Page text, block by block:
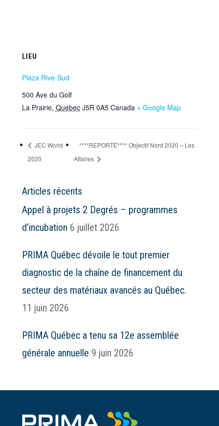
LIEU
Plaza Rive-Sud
500 Ave du Golf
La Prairie, Québec J5R 0A5 Canada + Google Map
JEC World
2020
****REPORTÉ**** Objectif Nord 2020 – Les
Affaires
Articles récents
Appel à projets 2 Degrés – programmes
d’incubation 6 juillet 2026
PRIMA Québec dévoile le tout premier
diagnostic de la chaîne de financement du
secteur des matériaux avancés au Québec.
11 juin 2026
PRIMA Québec a tenu sa 12e assemblée
générale annuelle 9 juin 2026